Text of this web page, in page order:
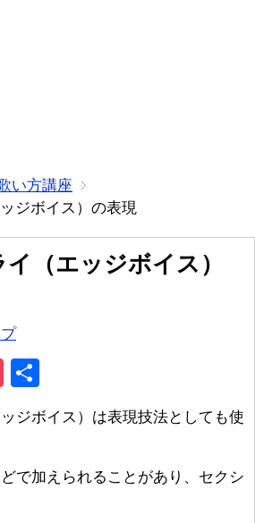
い方講座
ジボイス）の表現
（エッジボイス）
P
ck
有
ジボイス）は表現技法としても使
で加えられることがあり、セクシ